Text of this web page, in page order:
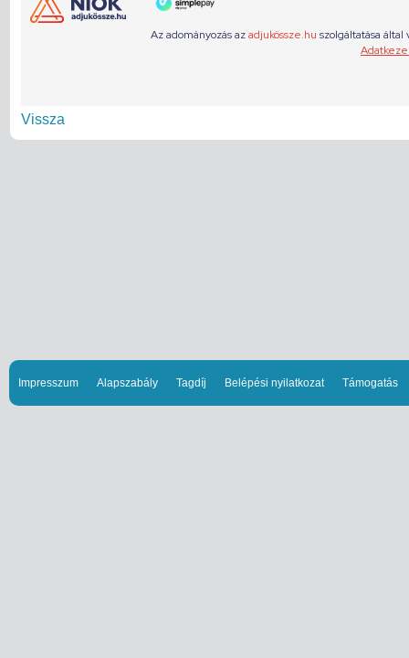
Vissza
Impresszum Alapszabály Tagdíj Belépési nyilatkozat Támogatás